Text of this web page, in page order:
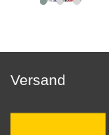
Versand